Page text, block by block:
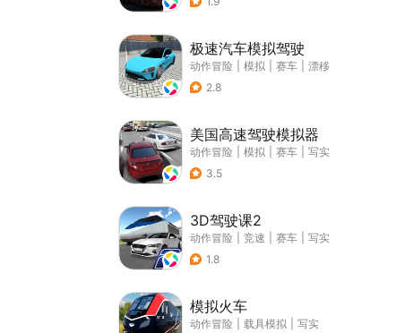
极速汽车模拟驾驶
动作冒险 模拟 赛车
漂移
2.8
美国高速驾驶模拟器
动作冒险 模拟 赛车
写实
3.5
3D驾驶课2
动作冒险 竞速 赛车
写实
1.8
模拟火车
动作冒险 载具模拟
写实